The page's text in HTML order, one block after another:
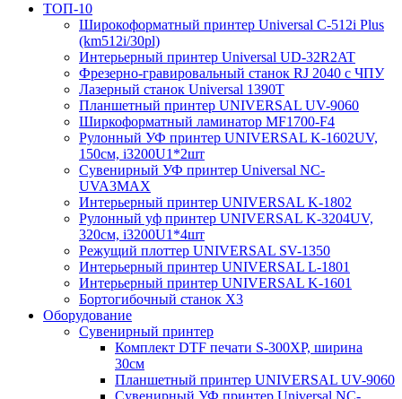
ТОП-10
Широкоформатный принтер Universal C-512i Plus
(km512i/30pl)
Интерьерный принтер Universal UD-32R2AT
Фрезерно-гравировальный станок RJ 2040 с ЧПУ
Лазерный станок Universal 1390T
Планшетный принтер UNIVERSAL UV-9060
Ширкоформатный ламинатор MF1700-F4
Рулонный УФ принтер UNIVERSAL K-1602UV,
150см, i3200U1*2шт
Cувенирный УФ принтер Universal NC-
UVA3MAX
Интерьерный принтер UNIVERSAL K-1802
Рулонный уф принтер UNIVERSAL K-3204UV,
320см, i3200U1*4шт
Режущий плоттер UNIVERSAL SV-1350
Интерьерный принтер UNIVERSAL L-1801
Интерьерный принтер UNIVERSAL K-1601
Бортогибочный станок X3
Оборудование
Cувенирный принтер
Комплект DTF печати S-300XP, ширина
30см
Планшетный принтер UNIVERSAL UV-9060
Cувенирный УФ принтер Universal NC-